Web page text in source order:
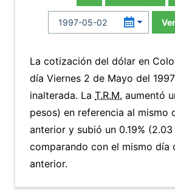
La cotización del dólar en
día Viernes 2 de Mayo del
inalterada. La T.R.M. aumentó
pesos) en referencia al mismo
anterior y subió un 0.19% (2.03
comparando con el mismo día
anterior.